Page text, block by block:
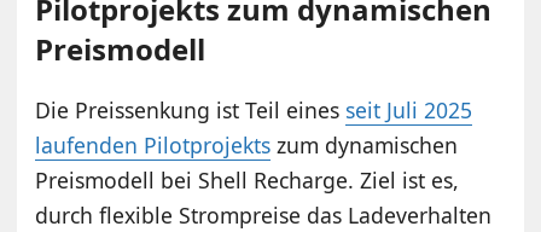
Pilotprojekts zum dynamischen
Preismodell
Die Preissenkung ist Teil eines seit Juli 2025
laufenden Pilotprojekts zum dynamischen
Preismodell bei Shell Recharge. Ziel ist es,
durch flexible Strompreise das Ladeverhalten